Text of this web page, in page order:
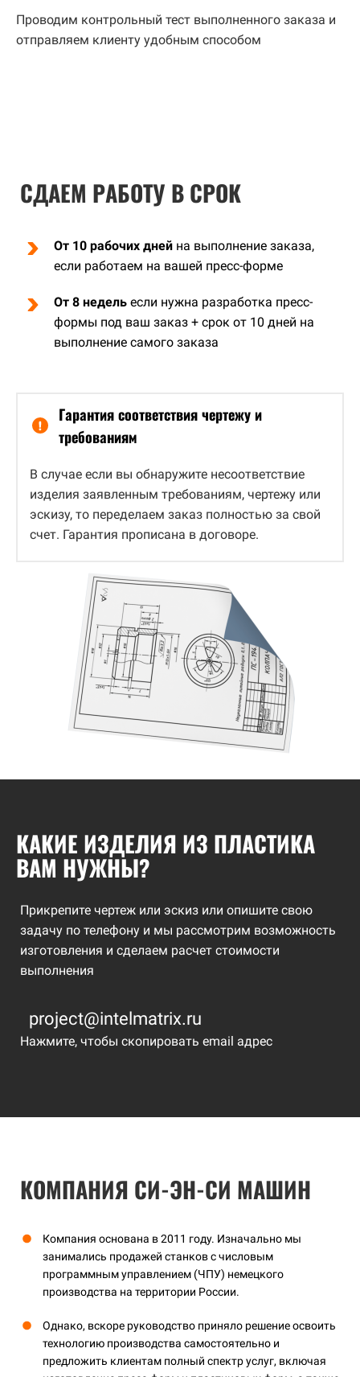
Проводим контрольный тест выполненного заказа и
отправляем клиенту удобным способом
СДАЕМ РАБОТУ В СРОК
От 10 рабочих дней на выполнение заказа,
если работаем на вашей пресс-форме
От 8 недель если нужна разработка пресс-
формы под ваш заказ + срок от 10 дней на
выполнение самого заказа
Гарантия соответствия чертежу и
требованиям
В случае если вы обнаружите несоответствие
изделия заявленным требованиям, чертежу или
эскизу, то переделаем заказ полностью за свой
счет. Гарантия прописана в договоре.
КАКИЕ ИЗДЕЛИЯ ИЗ ПЛАСТИКА
ВАМ НУЖНЫ?
Прикрепите чертеж или эскиз или опишите свою
задачу по телефону и мы рассмотрим возможность
изготовления и сделаем расчет стоимости
выполнения
project@intelmatrix.ru
Нажмите, чтобы скопировать email адрес
КОМПАНИЯ СИ-ЭН-СИ МАШИН
Компания основана в 2011 году. Изначально мы
занимались продажей станков с числовым
программным управлением (ЧПУ) немецкого
производства на территории России.
Однако, вскоре руководство приняло решение освоить
технологию производства самостоятельно и
предложить клиентам полный спектр услуг, включая